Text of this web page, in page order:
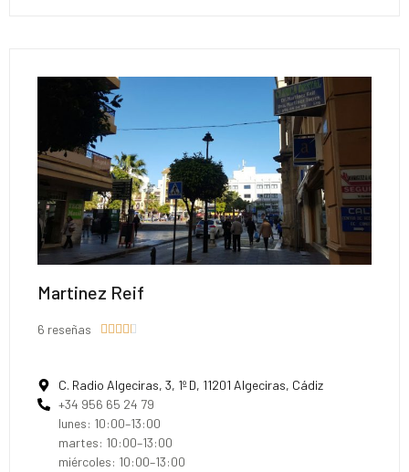
Martinez Reif
6 reseñas     
C. Radio Algeciras, 3, 1º D, 11201 Algeciras, Cádiz
+34 956 65 24 79
lunes: 10:00–13:00
martes: 10:00–13:00
miércoles: 10:00–13:00